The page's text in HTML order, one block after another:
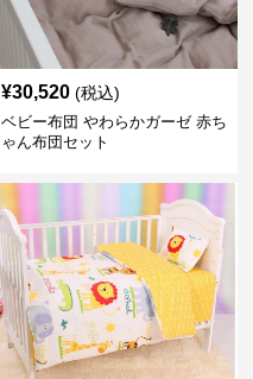
¥30,520 (税込)
ベビー布団 やわらかガーゼ 赤ち
ゃん布団セット